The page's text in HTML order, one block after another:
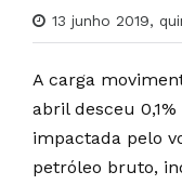
13 junho 2019,
A carga
abril desceu
impactada pelo
petróleo bruto,